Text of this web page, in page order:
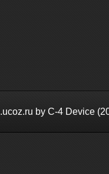
by С-4 Device